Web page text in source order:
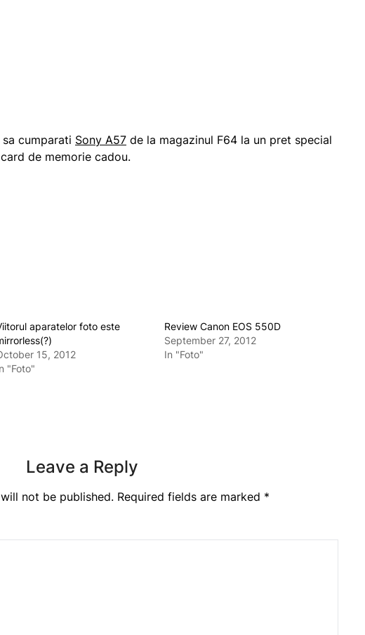
cumparati Sony A57 de la magazinul F64 la un pret special
de memorie cadou.
aparatelor foto este
15, 2012
"Foto"
Review Canon EOS 550D
September 27, 2012
In "Foto"
Leave a Reply
not be published. Required fields are marked *